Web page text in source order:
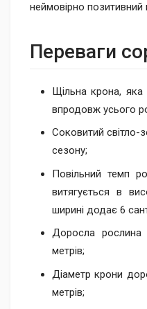
неймовірно позитивний
Переваги
Щільна крона, яка
впродовж усього
Соковитий світло-
сезону;
Повільний темп
витягується в
ширині додає 6
Доросла
метрів;
Діаметр крони
метрів;